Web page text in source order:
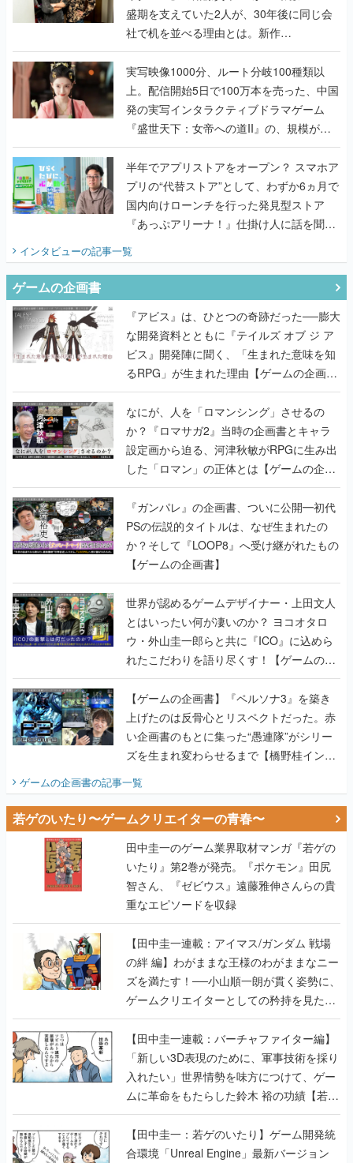
盛期を支えていた2人が、30年後に同じ会
社で机を並べる理由とは。新作
『TATSUJIN EXTREME』で初タッグを組
んだレジェンド2人に訊く開発秘話
実写映像1000分、ルート分岐100種類以
上。配信開始5日で100万本を売った、中国
発の実写インタラクティブドラマゲーム
『盛世天下：女帝への道II』の、規模が違
うこだわりをプロデューサーに聞いた
半年でアプリストアをオープン？ スマホア
プリの“代替ストア”として、わずか6ヵ月で
国内向けローンチを行った発見型ストア
『あっぷアリーナ！』仕掛け人に話を聞い
てみた
インタビューの記事一覧
ゲームの企画書
『アビス』は、ひとつの奇跡だった──膨大
な開発資料とともに『テイルズ オブ ジ ア
ビス』開発陣に聞く、「生まれた意味を知
るRPG」が生まれた理由【ゲームの企画
書】
なにが、人を「ロマンシング」させるの
か？『ロマサガ2』当時の企画書とキャラ
設定画から迫る、河津秋敏がRPGに生み出
した「ロマン」の正体とは【ゲームの企画
書】
『ガンパレ』の企画書、ついに公開━初代
PSの伝説的タイトルは、なぜ生まれたの
か？そして『LOOP8』へ受け継がれたもの
【ゲームの企画書】
世界が認めるゲームデザイナー・上田文人
とはいったい何が凄いのか？ ヨコオタロ
ウ・外山圭一郎らと共に『ICO』に込めら
れたこだわりを語り尽くす！【ゲームの企
画書】
【ゲームの企画書】『ペルソナ3』を築き
上げたのは反骨心とリスペクトだった。赤
い企画書のもとに集った“愚連隊”がシリー
ズを生まれ変わらせるまで【橋野桂インタ
ビュー】
ゲームの企画書の記事一覧
若ゲのいたり〜ゲームクリエイターの青春〜
田中圭一のゲーム業界取材マンガ『若ゲの
いたり』第2巻が発売。『ポケモン』田尻
智さん、『ゼビウス』遠藤雅伸さんらの貴
重なエピソードを収録
【田中圭一連載：アイマス/ガンダム 戦場
の絆 編】わがままな王様のわがままなニー
ズを満たす！──小山順一朗が貫く姿勢に、
ゲームクリエイターとしての矜持を見た
【若ゲのいたり最終回】
【田中圭一連載：バーチャファイター編】
「新しい3D表現のために、軍事技術を採り
入れたい」世界情勢を味方につけて、ゲー
ムに革命をもたらした鈴木 裕の功績【若ゲ
のいたり】
【田中圭一：若ゲのいたり】ゲーム開発統
合環境「Unreal Engine」最新バージョン